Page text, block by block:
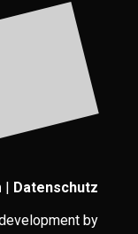
| Datenschutz
by